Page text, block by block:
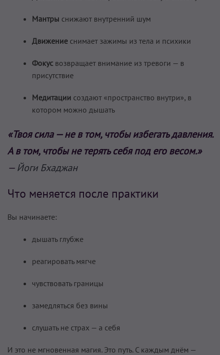
Мантры снижают внутренний шум
Движение снимает зажимы из тела и психики
Фокус возвращает внимание из тревоги — в
присутствие
Медитации создают «пространство внутри», в
котором можно дышать
«Твоя сила — не в том, чтобы избегать давления.
А в том, чтобы не терять себя под его весом.»
—Йоги Бхаджан
Что меняется после практики
Вы начинаете:
дышать глубже
реагировать мягче
чувствовать границы
замедляться без вины
слушать не страх — а себя
И это не мгновенная магия. Это путь. С каждым днём —